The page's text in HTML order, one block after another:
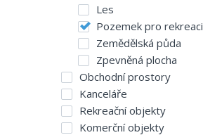
Les
Pozemek pro rekreaci
Zemědělská půda
Zpevněná plocha
Obchodní prostory
Kanceláře
Rekreační objekty
Komerční objekty